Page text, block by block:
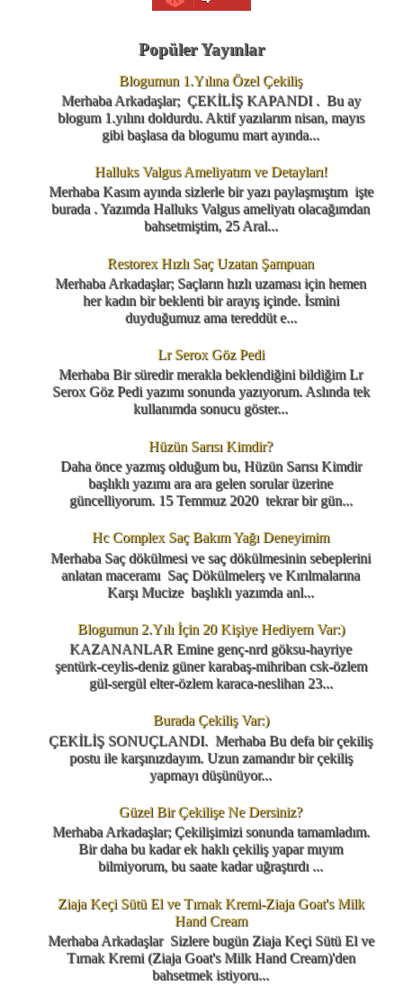
Popüler Yayınlar
Blogumun 1.Yılına Özel Çekiliş
Merhaba Arkadaşlar; ÇEKİLİŞ KAPANDI . Bu ay
blogum 1.yılını doldurdu. Aktif yazılarım nisan, mayıs
gibi başlasa da blogumu mart ayında...
Halluks Valgus Ameliyatım ve Detayları!
Merhaba Kasım ayında sizlerle bir yazı paylaşmıştım işte
burada . Yazımda Halluks Valgus ameliyatı olacağımdan
bahsetmiştim, 25 Aral...
Restorex Hızlı Saç Uzatan Şampuan
Merhaba Arkadaşlar; Saçların hızlı uzaması için hemen
her kadın bir beklenti bir arayış içinde. İsmini
duyduğumuz ama tereddüt e...
Lr Serox Göz Pedi
Merhaba Bir süredir merakla beklendiğini bildiğim Lr
Serox Göz Pedi yazımı sonunda yazıyorum. Aslında tek
kullanımda sonucu göster...
Hüzün Sarısı Kimdir?
Daha önce yazmış olduğum bu, Hüzün Sarısı Kimdir
başlıklı yazımı ara ara gelen sorular üzerine
güncelliyorum. 15 Temmuz 2020 tekrar bir gün...
Hc Complex Saç Bakım Yağı Deneyimim
Merhaba Saç dökülmesi ve saç dökülmesinin sebeplerini
anlatan maceramı Saç Dökülmelerş ve Kırılmalarına
Karşı Mucize başlıklı yazımda anl...
Blogumun 2.Yılı İçin 20 Kişiye Hediyem Var:)
KAZANANLAR Emine genç-nrd göksu-hayriye
şentürk-ceylis-deniz güner karabaş-mihriban csk-özlem
gül-sergül elter-özlem karaca-neslihan 23...
Burada Çekiliş Var:)
ÇEKİLİŞ SONUÇLANDI. Merhaba Bu defa bir çekiliş
postu ile karşınızdayım. Uzun zamandır bir çekiliş
yapmayı düşünüyor...
Güzel Bir Çekilişe Ne Dersiniz?
Merhaba Arkadaşlar; Çekilişimizi sonunda tamamladım.
Bir daha bu kadar ek haklı çekiliş yapar mıyım
bilmiyorum, bu saate kadar uğraştırdı ...
Ziaja Keçi Sütü El ve Tırnak Kremi-Ziaja Goat's Milk
Hand Cream
Merhaba Arkadaşlar Sizlere bugün Ziaja Keçi Sütü El ve
Tırnak Kremi (Ziaja Goat's Milk Hand Cream)'den
bahsetmek istiyoru...